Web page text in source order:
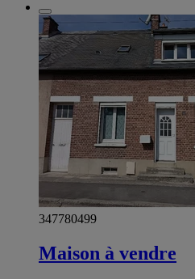
347780499
Maison à vendre